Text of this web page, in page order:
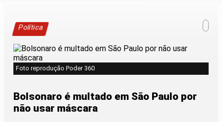
Política
Foto reprodução Poder 360
Bolsonaro é multado em São Paulo por
não usar máscara